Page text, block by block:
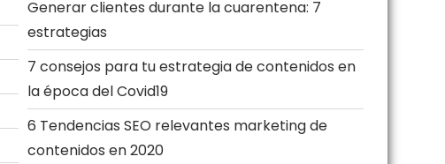
Generar clientes durante la cuarentena: 7
estrategias
7 consejos para tu estrategia de contenidos en
la época del Covid19
6 Tendencias SEO relevantes marketing de
contenidos en 2020